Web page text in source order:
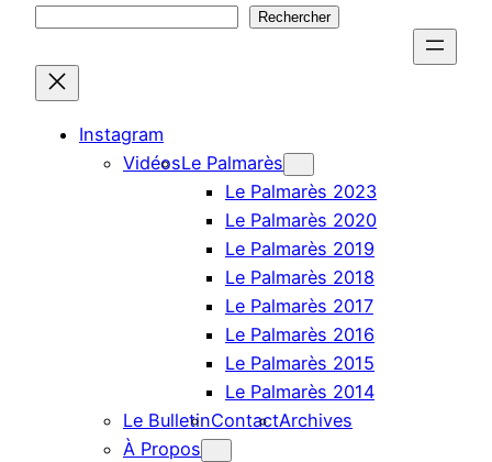
Rechercher
Instagram
VidéosLe Palmarès
Le Palmarès 2023
Le Palmarès 2020
Le Palmarès 2019
Le Palmarès 2018
Le Palmarès 2017
Le Palmarès 2016
Le Palmarès 2015
Le Palmarès 2014
Le BulletinContactArchives
À Propos